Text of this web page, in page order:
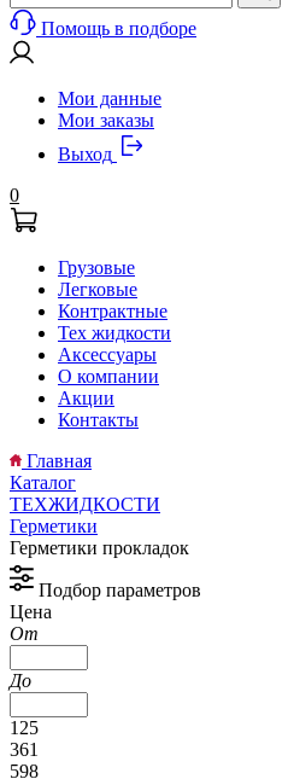
Помощь в подборе
Мои данные
Мои заказы
Выход
0
Грузовые
Легковые
Контрактные
Тех жидкости
Аксессуары
О компании
Акции
Контакты
Главная
Каталог
ТЕХЖИДКОСТИ
Герметики
Герметики прокладок
Подбор параметров
Цена
От
До
125
361
598